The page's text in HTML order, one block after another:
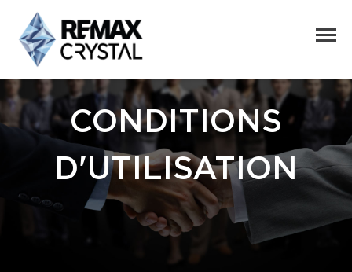
CONDITIONS
D'UTILISATION